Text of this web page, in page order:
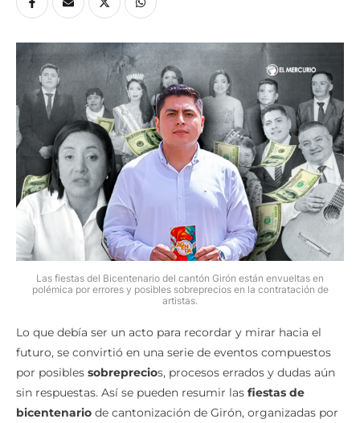
Las fiestas del Bicentenario del cantón Girón están envueltas en
artistas.
futuro, se convirtió en una serie de eventos compuestos
por posiblessobreprecios, procesos errados y dudas aún
sin respuestas. Así se pueden resumir lasfiestas de
bicentenariode cantonización de Girón, organizadas por
su municipio y su alcalde, Cristian Ochoa, entre el 2 de